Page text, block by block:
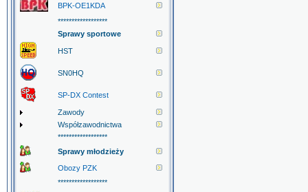
BPK-OE1KDA
******************
Sprawy sportowe
HST
SN0HQ
SP-DX Contest
Zawody
Współzawodnictwa
******************
Sprawy młodzieży
Obozy PZK
******************